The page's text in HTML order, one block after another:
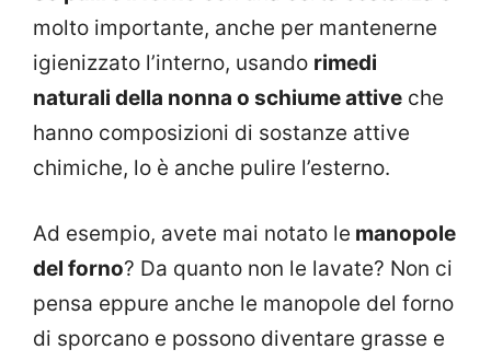
molto importante, anche per mantenerne
igienizzato l’interno, usando rimedi
naturali della nonna o schiume attive che
hanno composizioni di sostanze attive
chimiche, lo è anche pulire l’esterno.
Ad esempio, avete mai notato le manopole
del forno? Da quanto non le lavate? Non ci
pensa eppure anche le manopole del forno
di sporcano e possono diventare grasse e